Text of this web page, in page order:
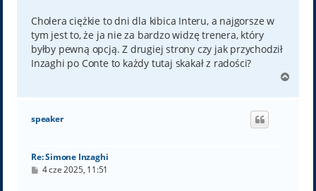
Cholera ciężkie to dni dla kibica Interu, a najgorsze w
tym jest to, że ja nie za bardzo widzę trenera, który
byłby pewną opcją. Z drugiej strony czy jak przychodził
Inzaghi po Conte to każdy tutaj skakał z radości?
g
speaker
Re: Simone Inzaghi
P4 cze 2025, 11:51